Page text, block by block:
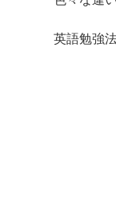
英語勉強